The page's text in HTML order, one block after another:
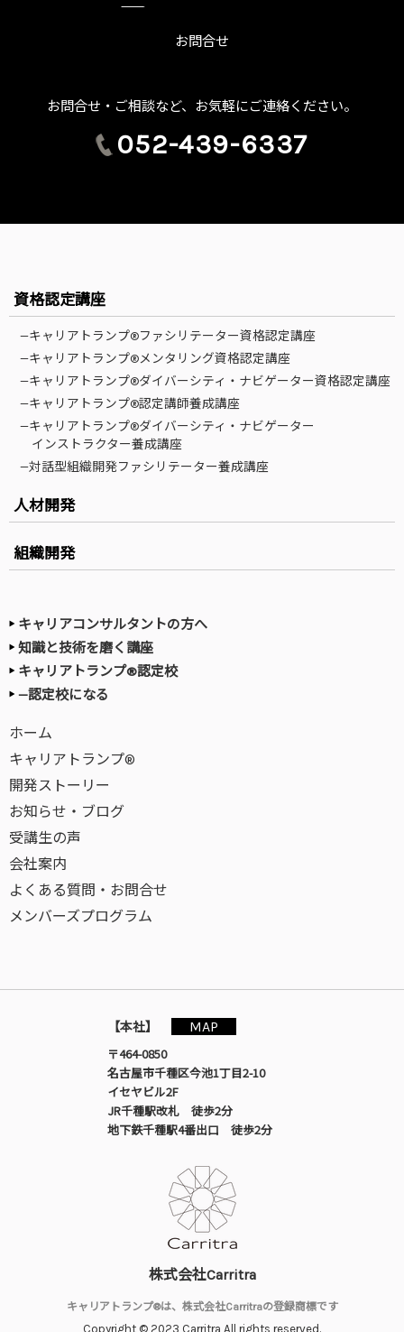
お問合せ
お問合せ・ご相談など、お気軽にご連絡ください。
052-439-6337
資格認定講座
—キャリアトランプ®ファシリテーター資格認定講座
—キャリアトランプ®メンタリング資格認定講座
—キャリアトランプ®ダイバーシティ・ナビゲーター資格認定講座
—キャリアトランプ®認定講師養成講座
—キャリアトランプ®ダイバーシティ・ナビゲーター
インストラクター養成講座
—対話型組織開発ファシリテーター養成講座
人材開発
組織開発
キャリアコンサルタントの方へ
知識と技術を磨く講座
キャリアトランプ®認定校
—認定校になる
ホーム
キャリアトランプ®
開発ストーリー
お知らせ・ブログ
受講生の声
会社案内
よくある質問・お問合せ
メンバーズプログラム
【本社】
MAP
〒464-0850
名古屋市千種区今池1丁目2-10
イセヤビル2F
JR千種駅改札 徒歩2分
地下鉄千種駅4番出口 徒歩2分
株式会社Carritra
キャリアトランプ®は、株式会社Carritraの登録商標です
Copyright © 2023 Carritra All rights reserved.